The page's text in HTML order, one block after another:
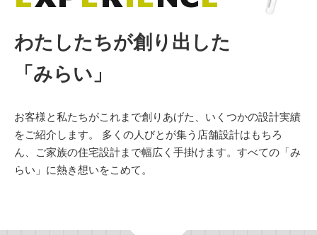
わたしたちが創り出した
「 みらい 」
お客様と私たちがこれまで創りあげた、いくつかの設計実績
をご紹介します。 多くの人びとが集う店舗設計はもちろ
ん、ご家族の住宅設計まで幅広く手掛けます。すべての「み
らい」に熱き想いをこめて。